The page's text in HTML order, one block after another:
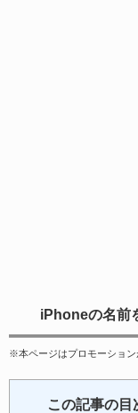
iPhoneの名前
※本ページはプロモーショ
この記事の目